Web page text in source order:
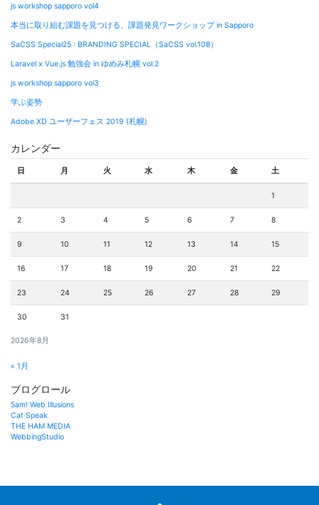
js workshop sapporo vol4
本当に取り組む課題を見つける、課題発見ワークショップ in Sapporo
SaCSS Special25 : BRANDING SPECIAL（SaCSS vol.108）
Laravel x Vue.js 勉強会 in ゆめみ札幌 vol.2
js workshop sapporo vol3
学ぶ姿勢
Adobe XD ユーザーフェス 2019 (札幌)
カレンダー
2026年8月
日 月 火 水 木 金 土
1
2 3 4 5 6 7 8
9 10 11 12 13 14 15
16 17 18 19 20 21 22
23 24 25 26 27 28 29
30 31
« 1月
ブログロール
5am! Web Illusions
Cat Speak
THE HAM MEDIA
WebbingStudio